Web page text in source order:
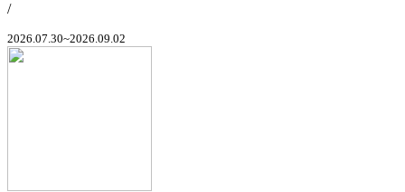
/
2026.07.30~2026.09.02